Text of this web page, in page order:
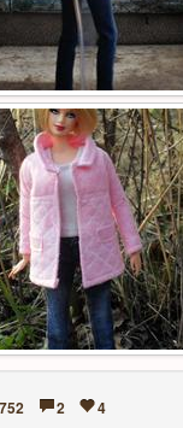
752 2 4